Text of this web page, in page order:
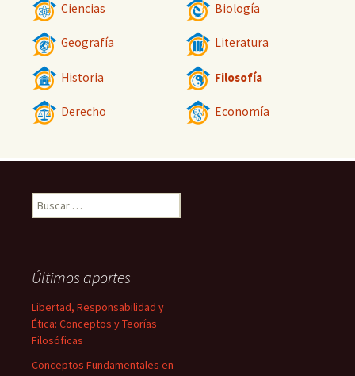
Ciencias Biología
Geografía Literatura
Historia Filosofía
Derecho Economía
Buscar:
Últimos aportes
Libertad, Responsabilidad y
Ética: Conceptos y Teorías
Filosóficas
Conceptos Fundamentales en